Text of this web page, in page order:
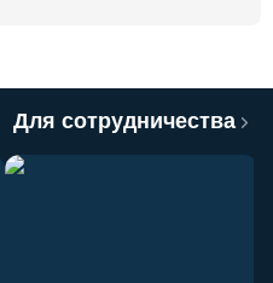
Для сотрудничества